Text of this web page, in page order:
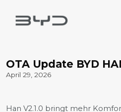
OTA Update BYD
April 29, 2026
Han V2.1.0 bringt mehr